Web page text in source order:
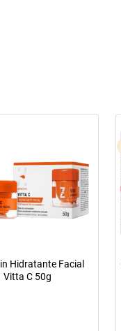
Hidratante Facial
Vitta C 50g